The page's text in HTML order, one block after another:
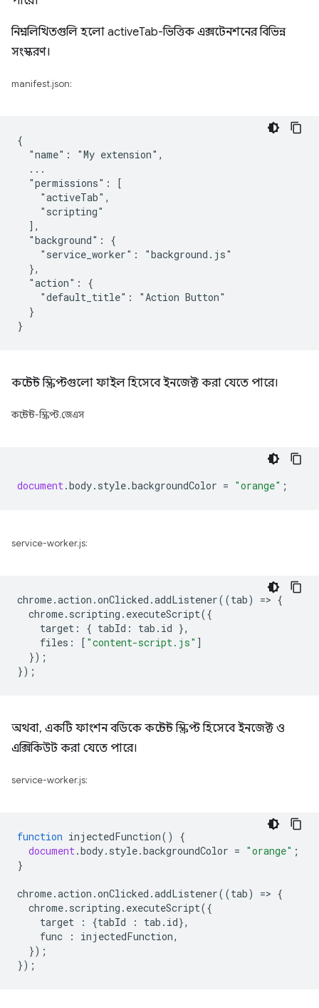
নিম্নলিখিতগুলি হলো activeTab-ভিত্তিক এক্সটেনশনের বিভিন্ন
সংস্করণ।
manifest.json:
{
  "name": "My extension",
  ...
  "permissions": [
    "activeTab",
    "scripting"
  ],
  "background": {
    "service_worker": "background.js"
  },
  "action": {
    "default_title": "Action Button"
  }
কন্টেন্ট স্ক্রিপ্টগুলো ফাইল হিসেবে ইনজেক্ট করা যেতে পারে।
কন্টেন্ট-স্ক্রিপ্ট.জেএস
document.body. style.backgroundColor = "orange" ;
service-worker.js:
chrome.action .onClicked .addListener((tab) => {
chrome. scripting . executeScript({
target : { tabId : tab . id },
files : [ "content-script.js" ]
});
});
অথবা, একটি ফাংশন বডিকে কন্টেন্ট স্ক্রিপ্ট হিসেবে ইনজেক্ট ও
এক্সিকিউট করা যেতে পারে।
service-worker.js:
function injectedFunction()
{
document.body. style.backgroundColor = "orange" ;
}
chrome.action .onClicked .addListener((tab) => {
chrome. scripting . executeScript({
target
: {tabId : tab . id},
func
: injectedFunction,
});
});